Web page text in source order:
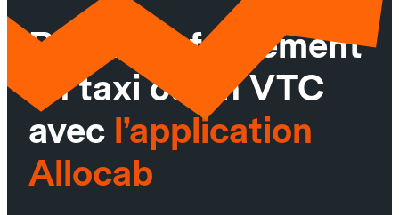
Réservez facilement
un taxi ou un VTC
avec l’application
Allocab